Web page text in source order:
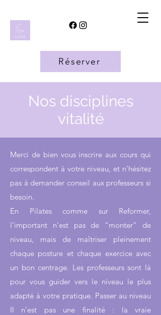
Réserver
Nos disciplines
vitalité
Merci de bien vous inscrire aux cours qui
correspondent à votre niveau, et n’hésitez
pas à demander conseil aux professeurs si
besoin.
En Pilates comme sur Reformer,
l’important n’est pas de “monter” de
niveau, mais de maîtriser pleinement
chaque posture et chaque exercice avec
un bon centrage. Les professeurs sont là
pour vous guider vers le niveau le plus
adapté à votre pratique. Passer au niveau
II n’est pas une finalité : la vraie